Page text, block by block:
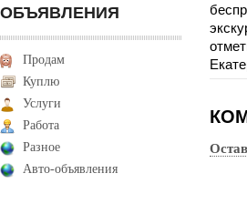
ОБЪЯВЛЕНИЯ
Продам
Куплю
Услуги
Работа
Разное
Авто-объявления